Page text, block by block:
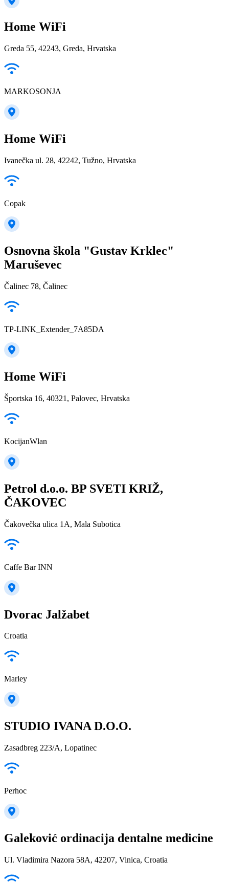
Home WiFi
Greda 55, 42243, Greda, Hrvatska
MARKOSONJA
Home WiFi
Ivanečka ul. 28, 42242, Tužno, Hrvatska
Copak
Osnovna škola "Gustav Krklec"
Maruševec
Čalinec 78, Čalinec
TP-LINK_Extender_7A85DA
Home WiFi
Športska 16, 40321, Palovec, Hrvatska
KocijanWlan
Petrol d.o.o. BP SVETI KRIŽ,
ČAKOVEC
Čakovečka ulica 1A, Mala Subotica
Caffe Bar INN
Dvorac Jalžabet
Croatia
Marley
STUDIO IVANA D.O.O.
Zasadbreg 223/A, Lopatinec
Perhoc
Galeković ordinacija dentalne medicine
Ul. Vladimira Nazora 58A, 42207, Vinica, Croatia